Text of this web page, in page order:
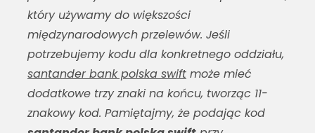
który używamy do większości
międzynarodowych przelewów. Jeśli
potrzebujemy kodu dla konkretnego oddziału,
santander bank polska swiftmoże mieć
dodatkowe trzy znaki na końcu, tworząc 11-
znakowy kod. Pamiętajmy, że podając kod